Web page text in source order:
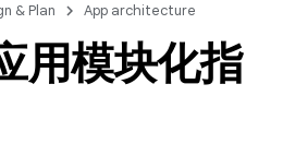
& Plan App architecture
用模块化指